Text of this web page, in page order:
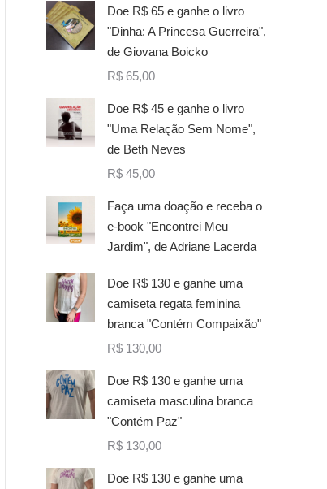
Doe R$ 65 e ganhe o livro
"Dinha: A Princesa Guerreira",
de Giovana Boicko
R$ 65,00
Doe R$ 45 e ganhe o livro
"Uma Relação Sem Nome",
de Beth Neves
R$ 45,00
Faça uma doação e receba o
e-book "Encontrei Meu
Jardim", de Adriane Lacerda
Doe R$ 130 e ganhe uma
camiseta regata feminina
branca "Contém Compaixão"
R$ 130,00
Doe R$ 130 e ganhe uma
camiseta masculina branca
"Contém Paz"
R$ 130,00
Doe R$ 130 e ganhe uma